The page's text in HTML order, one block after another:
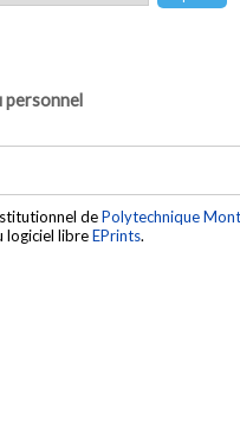
personnel
dePolytechnique
logiciel libreEPrints.